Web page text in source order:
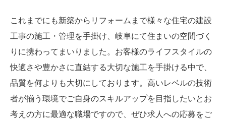
これまでにも新築からリフォームまで様々な住宅の建設
工事の施工・管理を手掛け、岐阜にて住まいの空間づく
りに携わってまいりました。お客様のライフスタイルの
快適さや豊かさに直結する大切な施工を手掛ける中で、
品質を何よりも大切にしております。高いレベルの技術
者が揃う環境でご自身のスキルアップを目指したいとお
考えの方に最適な職場ですので、ぜひ求人への応募をご